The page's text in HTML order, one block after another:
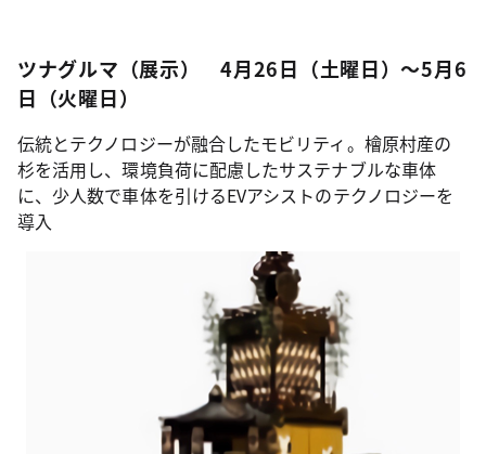
ツナグルマ（展示） 4月26日（土曜日）～5月6
日（火曜日）
伝統とテクノロジーが融合したモビリティ。檜原村産の
杉を活用し、環境負荷に配慮したサステナブルな車体
に、少人数で車体を引けるEVアシストのテクノロジーを
導入